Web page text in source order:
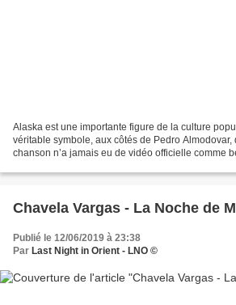
Alaska est une importante figure de la culture
véritable symbole, aux côtés de Pedro Almodovar,
chanson n’a jamais eu de vidéo officielle comme
Chavela Vargas - La Noche de
Publié le 12/06/2019 à 23:38
Par Last Night in Orient - LNO ©